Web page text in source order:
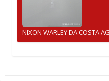
NIXON WARLEY DA COSTA